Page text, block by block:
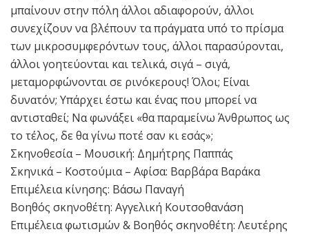
μπαίνουν στην πόλη άλλοι αδιαφορούν, άλλοι
συνεχίζουν να βλέπουν τα πράγματα υπό το πρίσμα
των μικροσυμφερόντων τους, άλλοι παρασύρονται,
άλλοι γοητεύονται και τελικά, σιγά – σιγά,
μεταμορφώνονται σε ρινόκερους! Όλοι; Είναι
δυνατόν; Υπάρχει έστω και ένας που μπορεί να
αντισταθεί; Να φωνάξει «θα παραμείνω Άνθρωπος ως
το τέλος, δε θα γίνω ποτέ σαν κι εσάς»;
Σκηνοθεσία – Μουσική: Δημήτρης Παππάς
Σκηνικά – Κοστούμια – Αφίσα: Βαρβάρα Βαράκα
Επιμέλεια κίνησης: Βάσω Παναγή
Βοηθός σκηνοθέτη: Αγγελική Κουτσοθανάση
Επιμέλεια φωτισμών & Βοηθός σκηνοθέτη: Λευτέρης